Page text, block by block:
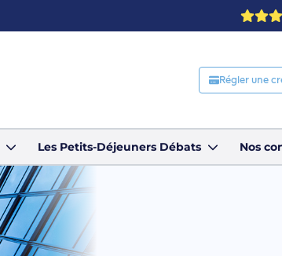
Régler une
Les Petits-Déjeuners Débats Nos